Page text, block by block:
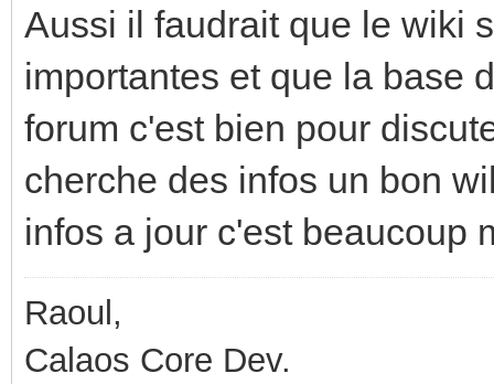
Aussi il faudrait que le wiki
importantes et que la base
forum c'est bien pour
cherche des infos un bon
infos a jour c'est beaucoup
Raoul,
Calaos Core Dev.